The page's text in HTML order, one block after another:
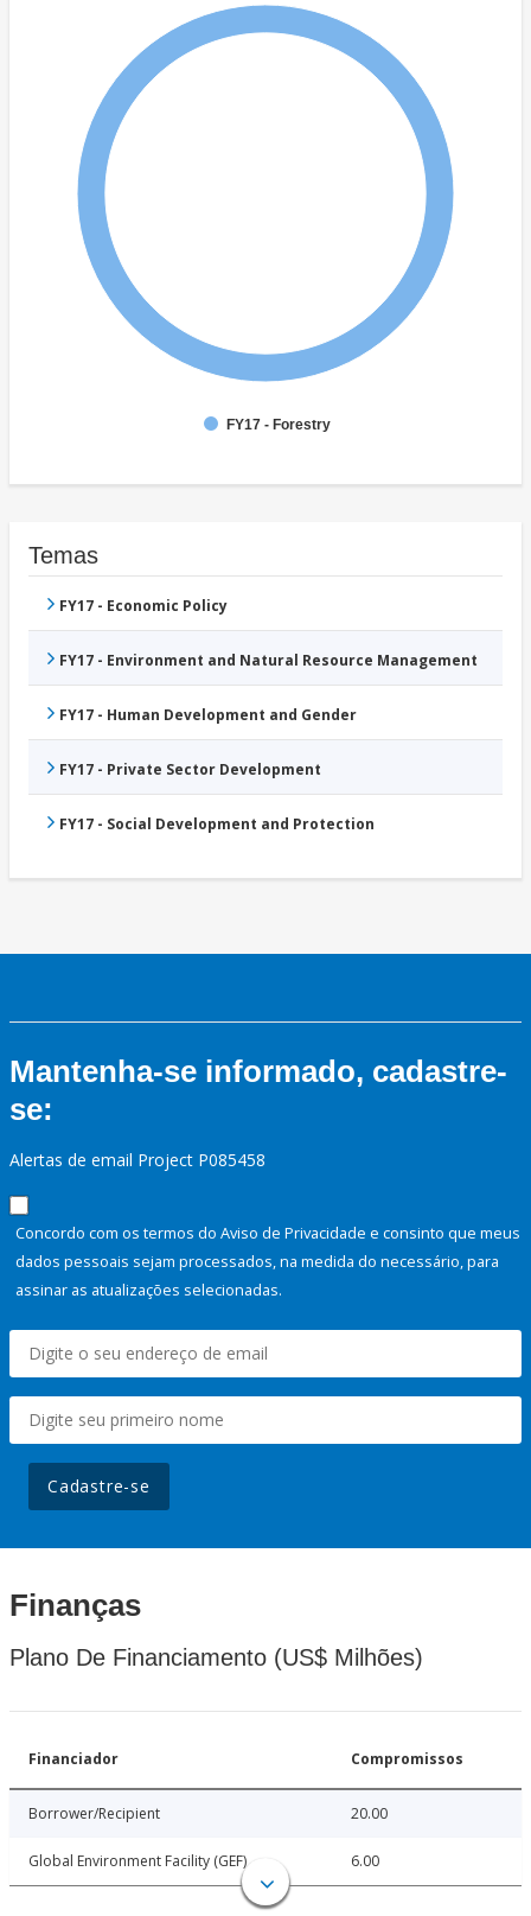
FY17 - Forestry
Temas
FY17 - Economic Policy
FY17 - Environment and Natural Resource Management
FY17 - Human Development and Gender
FY17 - Private Sector Development
FY17 - Social Development and Protection
Mantenha-se informado, cadastre-
se:
Alertas de email Project P085458
Concordo com os termos do Aviso de Privacidade e consinto que meus
dados pessoais sejam processados, na medida do necessário, para
assinar as atualizações selecionadas.
Cadastre-se
Finanças
Plano De Financiamento (US$ Milhões)
Financiador Compromissos
Borrower/Recipient 20.00
Global Environment Facility (GEF) 6.00